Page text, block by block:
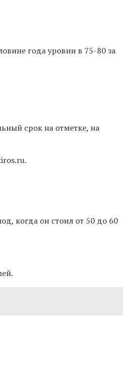
года уровни в 75-80 за
срок на отметке, на
когда он стоил от 50 до 60
.